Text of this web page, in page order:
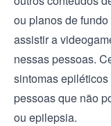
ou planos de
assistir a
nessas pessoas.
sintomas
pessoas que não
ou epilepsia.